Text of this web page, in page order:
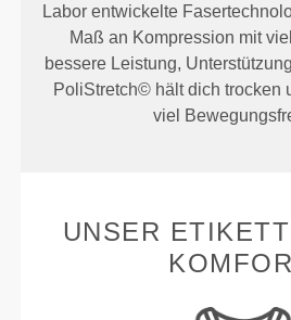
Labor entwickelte
Maß an Kompression mit
bessere Leistung,
PoliStretch© hält dich trocken
viel
UNSER